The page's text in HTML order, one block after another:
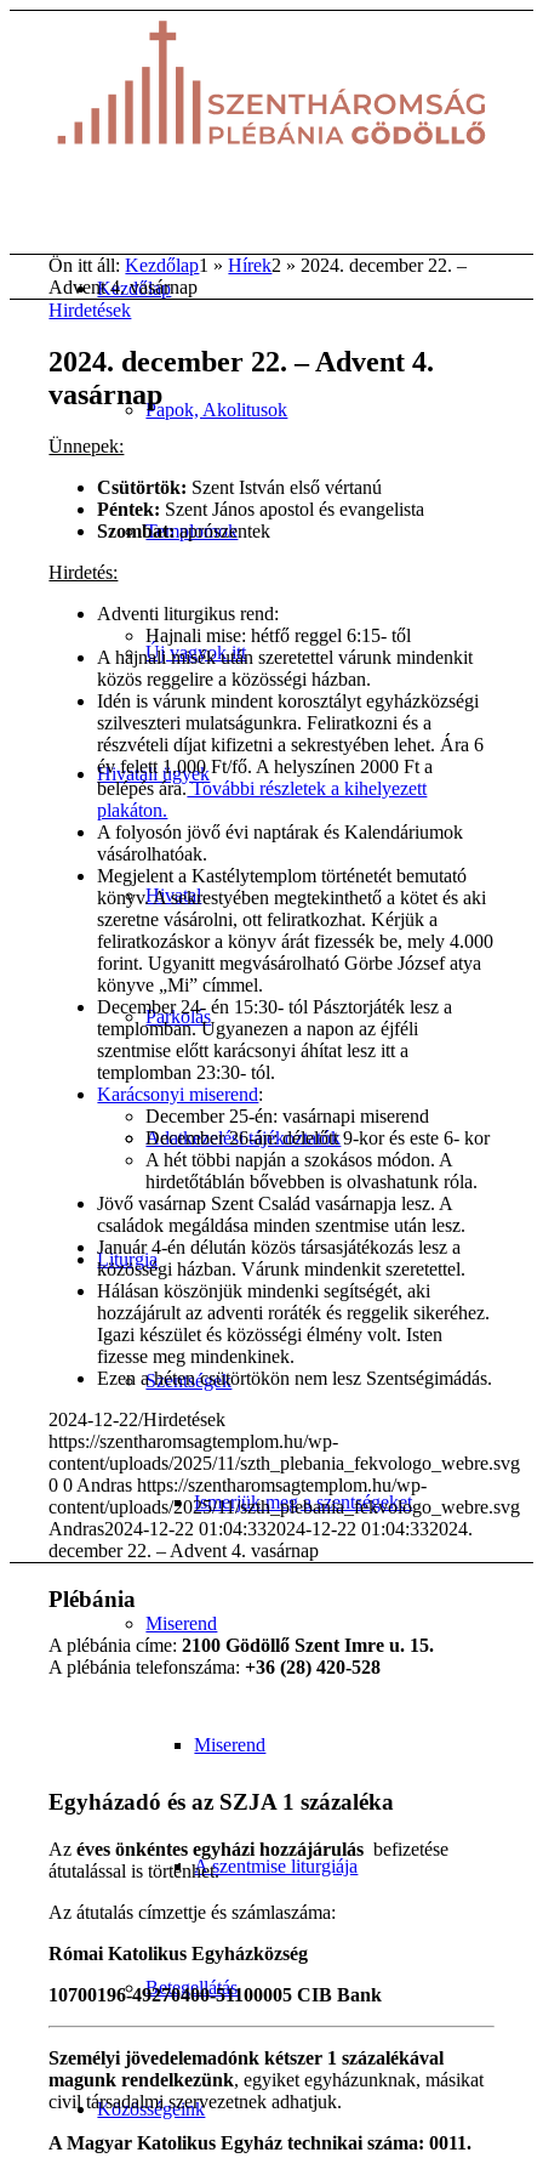
Kezdőlap
Papok, Akolitusok
Templomok
Új vagyok itt
Hivatali ügyek
Hivatal
Parkolás
Adatkezelési tájékoztatók
Liturgia
Szentségek
Ismerjük meg a szentségeket
Miserend
Miserend
A szentmise liturgiája
Betegellátás
Közösségeink
Ön itt áll: Kezdőlap1 »Hírek2 » 2024. december 22. –
Advent 4. vasárnap
Hirdetések
2024. december 22. – Advent 4.
vasárnap
Ünnepek:
Csütörtök: Szent István első vértanú
Péntek: Szent János apostol és evangelista
Szombat:aprószentek
Hirdetés:
Adventi liturgikus rend:
Hajnali mise: hétfő reggel 6:15- től
A hajnali misék után szeretettel várunk mindenkit
közös reggelire a közösségi házban.
Idén is várunk mindent korosztályt egyházközségi
szilveszteri mulatságunkra. Feliratkozni és a
részvételi díjat kifizetni a sekrestyében lehet. Ára 6
év felett 1.000 Ft/fő. A helyszínen 2000 Ft a
belépés ára.További részletek a kihelyezett
plakáton.
A folyosón jövő évi naptárak és Kalendáriumok
vásárolhatóak.
Megjelent a Kastélytemplom történetét bemutató
könyv. A sekrestyében megtekinthető a kötet és aki
szeretne vásárolni, ott feliratkozhat. Kérjük a
feliratkozáskor a könyv árát fizessék be, mely 4.000
forint. Ugyanitt megvásárolható Görbe József atya
könyve „Mi” címmel.
December 24- én 15:30- tól Pásztorjáték lesz a
templomban. Ugyanezen a napon az éjféli
szentmise előtt karácsonyi áhítat lesz itt a
templomban 23:30- tól.
Karácsonyi miserend:
December 25-én: vasárnapi miserend
December 26-án: délelőtt 9-kor és este 6- kor
A hét többi napján a szokásos módon. A
hirdetőtáblán bővebben is olvashatunk róla.
Jövő vasárnap Szent Család vasárnapja lesz. A
családok megáldása minden szentmise után lesz.
Január 4-én délután közös társasjátékozás lesz a
közösségi házban. Várunk mindenkit szeretettel.
Hálásan köszönjük mindenki segítségét, aki
hozzájárult az adventi roráték és reggelik sikeréhez.
Igazi készület és közösségi élmény volt. Isten
fizesse meg mindenkinek.
Ezen a héten csütörtökön nem lesz Szentségimádás.
2024-12-22/Hirdetések
https://szentharomsagtemplom.hu/wp-
content/uploads/2025/11/szth_plebania_fekvologo_webre.svg
0 0 Andras https://szentharomsagtemplom.hu/wp-
content/uploads/2025/11/szth_plebania_fekvologo_webre.svg
Andras2024-12-22 01:04:332024-12-22 01:04:332024.
december 22. – Advent 4. vasárnap
Plébánia
A plébánia címe:2100 Gödöllő Szent Imre u. 15.
A plébánia telefonszáma:+36 (28) 420-528
Egyházadó és az SZJA 1 százaléka
Azéves önkéntes egyházi hozzájárulás befizetése
átutalással is történhet.
Az átutalás címzettje és számlaszáma:
Római Katolikus Egyházközség
10700196-49270400-51100005 CIB Bank
Személyi jövedelemadónk kétszer 1 százalékával
magunk rendelkezünk, egyiket egyházunknak, másikat
civil társadalmi szervezetnek adhatjuk.
A Magyar Katolikus Egyház technikai száma: 0011.